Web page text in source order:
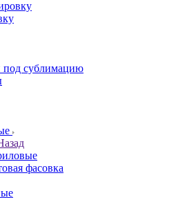
сублимацию
фасовка